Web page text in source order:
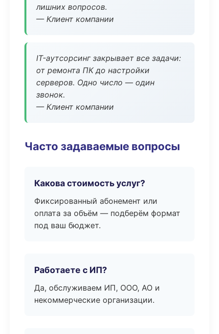
лишних вопросов.
— Клиент компании
IT-аутсорсинг закрывает все задачи:
от ремонта ПК до настройки
серверов. Одно число — один
звонок.
— Клиент компании
Часто задаваемые вопросы
Какова стоимость услуг?
Фиксированный абонемент или
оплата за объём — подберём формат
под ваш бюджет.
Работаете с ИП?
Да, обслуживаем ИП, ООО, АО и
некоммерческие организации.